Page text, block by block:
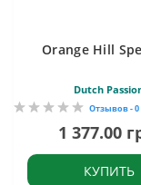
Orange Hill
Dutch
Отзывов - 0
1 377.00
КУПИТЬ